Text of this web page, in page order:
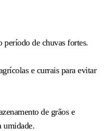
período de chuvas fortes.
e currais para evitar
de grãos e
umidade.